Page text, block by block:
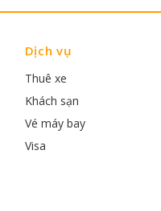
Dịch vụ
Thuê xe
Khách sạn
Vé máy bay
Visa